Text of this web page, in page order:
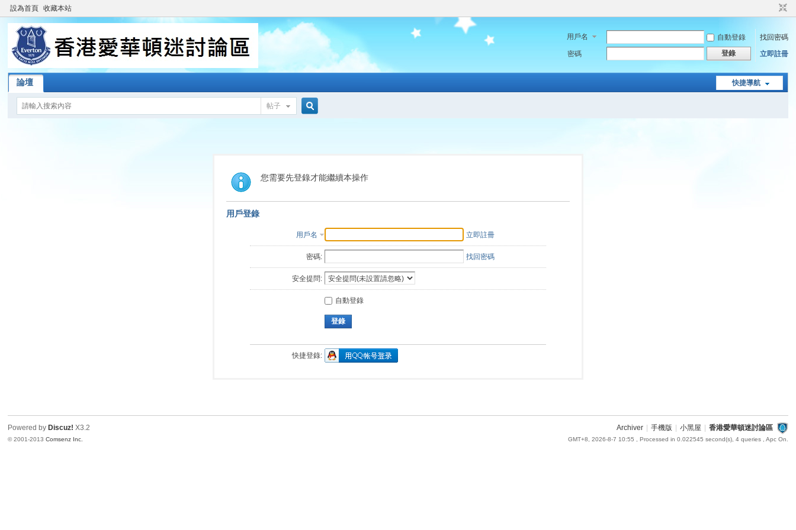
設為首頁 收藏本站
用戶名 自動登錄
找回密碼
密碼
登錄 立即註冊
快捷導航
論壇
帖子
索
您需要先登錄才能繼續本操作
用戶登錄
用戶名 立即註冊
密碼: 找回密碼
安全提問:
自動登錄
登錄
快捷登錄:
Archiver 手機版 小黑屋 香港愛華頓迷討論區
GMT+8, 2026-8-7 10:55 , Processed in 0.022545 second(s), 4 queries , Apc On.
Powered by Discuz! X3.2
© 2001-2013Comsenz Inc.